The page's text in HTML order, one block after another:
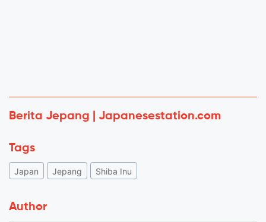
Berita Jepang | Japanesestation.com
Tags
Japan Jepang Shiba Inu
Author